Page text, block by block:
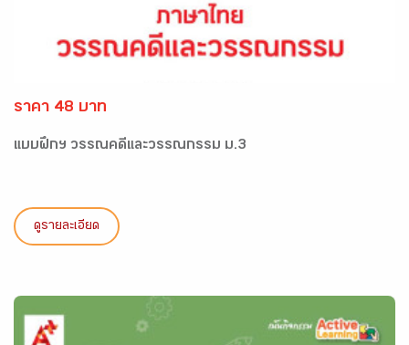
ราคา 48 บาท
แบบฝึกฯ วรรณคดีและวรรณกรรม ม.3
ดูรายละเอียด